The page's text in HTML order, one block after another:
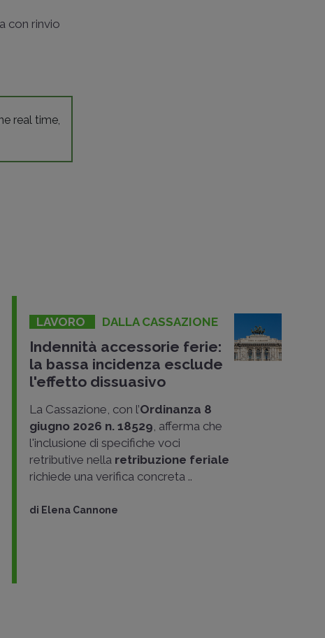
con rinvio
real time,
LAVORO DALLA CASSAZIONE
Indennità accessorie ferie:
la bassa incidenza esclude
l'effetto dissuasivo
La Cassazione, con l’Ordinanza 8
giugno 2026 n. 18529, afferma che
l'inclusione di specifiche voci
retributive nella retribuzione feriale
richiede una verifica concreta ..
di Elena Cannone